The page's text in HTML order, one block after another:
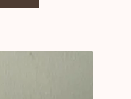
39,99 lei.